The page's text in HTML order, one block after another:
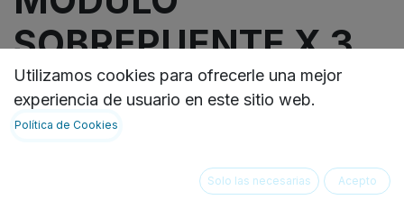
SOBREPUENTE X 3
CAJETINES
Módulo de sobrepuente de tres divisiones que
ancho x 9 7/16" alto x 7 7/8" profundidad)
Utilizamos cookies para ofrecerle una mejor
experiencia de usuario en este sitio web.
Política de Cookies
Solo las necesarias Acepto